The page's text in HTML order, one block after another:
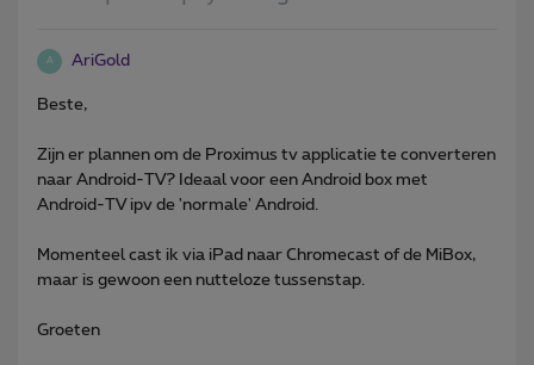
A AriGold
Beste,
Zijn er plannen om de Proximus tv applicatie te converteren
naar Android-TV? Ideaal voor een Android box met
Android-TV ipv de 'normale' Android.
Momenteel cast ik via iPad naar Chromecast of de MiBox,
maar is gewoon een nutteloze tussenstap.
Groeten